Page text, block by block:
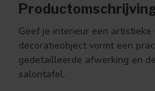
Geef je interieur een
decoratieobject vormt een
gedetailleerde afwerking en
salontafel.